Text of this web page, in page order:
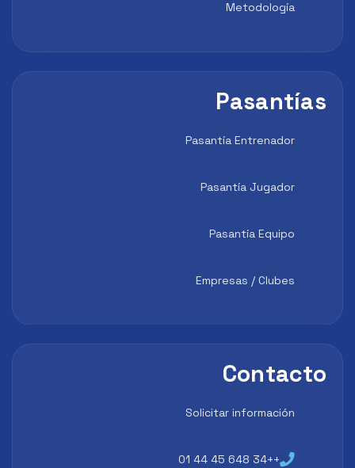
Metodología
Pasantías
Pasantía Entrenador
Pasantía Jugador
Pasantía Equipo
Empresas / Clubes
Contacto
Solicitar información
++34 648 45 44 01